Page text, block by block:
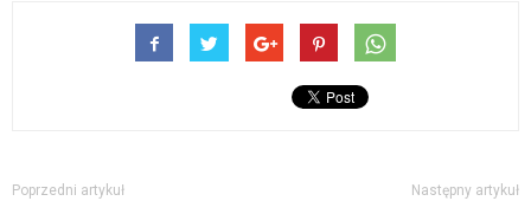
Poprzedni artykuł Następny artykuł